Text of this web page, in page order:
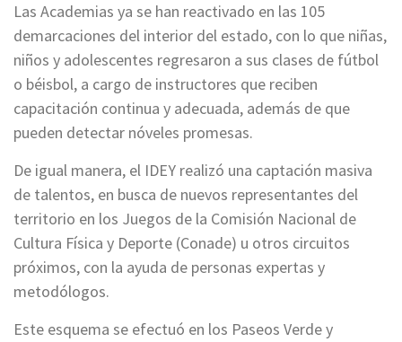
Las Academias ya se han reactivado en las 105
demarcaciones del interior del estado, con lo que niñas,
niños y adolescentes regresaron a sus clases de fútbol
o béisbol, a cargo de instructores que reciben
capacitación continua y adecuada, además de que
pueden detectar nóveles promesas.
De igual manera, el IDEY realizó una captación masiva
de talentos, en busca de nuevos representantes del
territorio en los Juegos de la Comisión Nacional de
Cultura Física y Deporte (Conade) u otros circuitos
próximos, con la ayuda de personas expertas y
metodólogos.
Este esquema se efectuó en los Paseos Verde y